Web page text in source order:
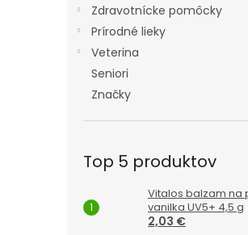
Zdravotnícke pomôcky
Prírodné lieky
Veterina
Seniori
Značky
Top 5 produktov
Vitalos balzam na
vanilka UV5+ 4,5 g
2,03 €